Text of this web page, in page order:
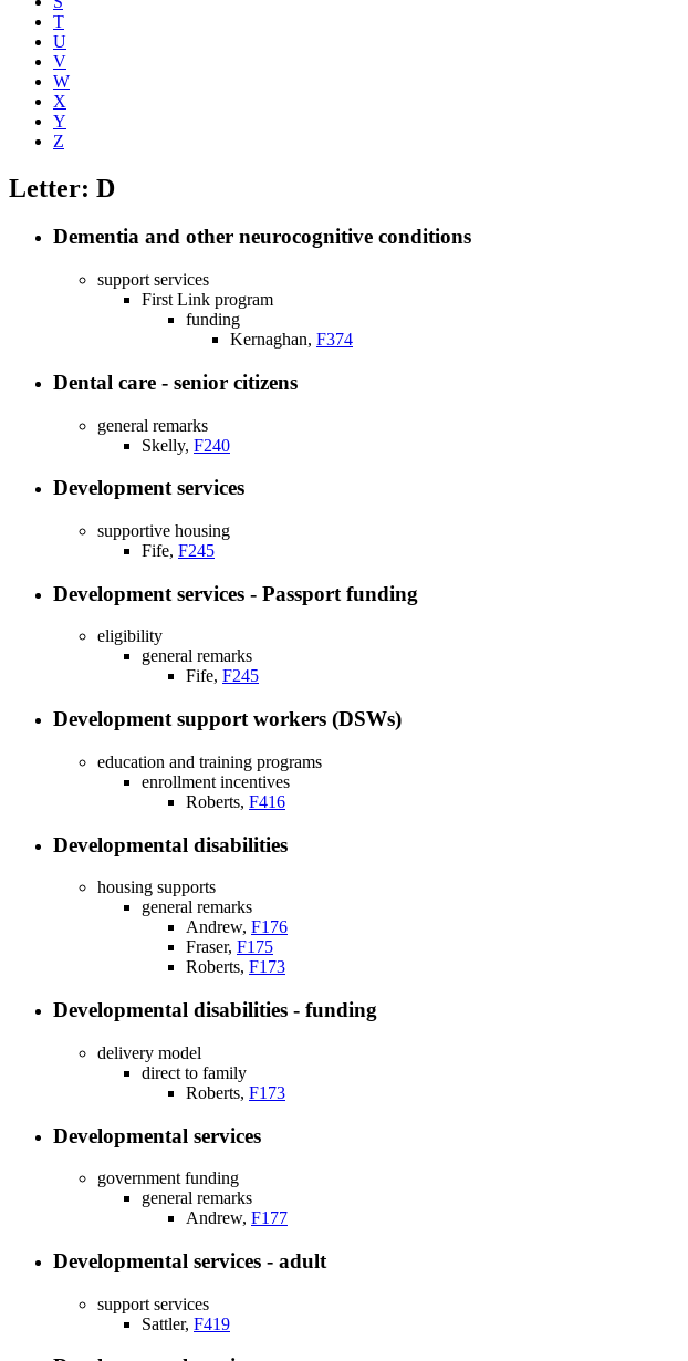
T
U
V
W
X
Y
Z
Letter: D
Dementia and other neurocognitive conditions
support services
First Link program
funding
Kernaghan, F374
Dental care - senior citizens
general remarks
Skelly, F240
Development services
supportive housing
Fife, F245
Development services - Passport funding
eligibility
general remarks
Fife, F245
Development support workers (DSWs)
education and training programs
enrollment incentives
Roberts, F416
Developmental disabilities
housing supports
general remarks
Andrew, F176
Fraser, F175
Roberts, F173
Developmental disabilities - funding
delivery model
direct to family
Roberts, F173
Developmental services
government funding
general remarks
Andrew, F177
Developmental services - adult
support services
Sattler, F419